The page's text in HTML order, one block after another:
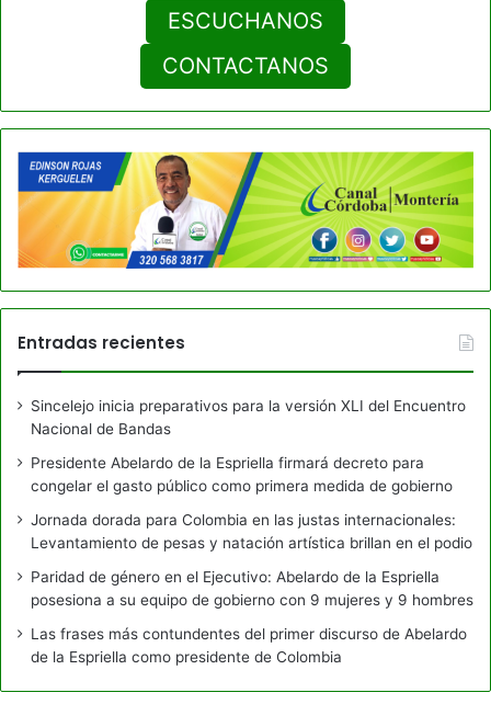
ESCUCHANOS
CONTACTANOS
Entradas recientes
Sincelejo inicia preparativos para la versión XLI del Encuentro
Nacional de Bandas
Presidente Abelardo de la Espriella firmará decreto para
congelar el gasto público como primera medida de gobierno
Jornada dorada para Colombia en las justas internacionales:
Levantamiento de pesas y natación artística brillan en el podio
Paridad de género en el Ejecutivo: Abelardo de la Espriella
posesiona a su equipo de gobierno con 9 mujeres y 9 hombres
Las frases más contundentes del primer discurso de Abelardo
de la Espriella como presidente de Colombia